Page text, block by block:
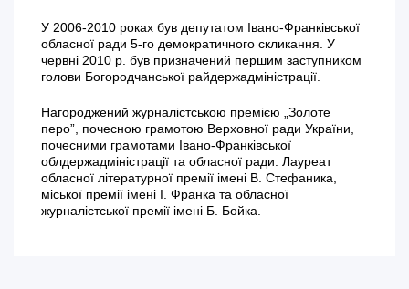
У 2006-2010 роках був депутатом Івано-Франківської
обласної ради 5-го демократичного скликання. У
червні 2010 р. був призначений першим заступником
голови Богородчанської райдержадміністрації.
Нагороджений журналістською премією „Золоте
перо”, почесною грамотою Верховної ради України,
почесними грамотами Івано-Франківської
облдержадміністрації та обласної ради. Лауреат
обласної літературної премії імені В. Стефаника,
міської премії імені І. Франка та обласної
журналістської премії імені Б. Бойка.